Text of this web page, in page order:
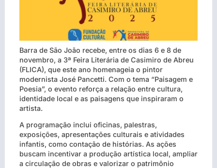
Barra de São João recebe, entre os dias 6 e 8 de
novembro, a 3ª Feira Literária de Casimiro de Abreu
(FLICA), que este ano homenageia o pintor
modernista José Pancetti. Com o tema “Paisagem e
Poesia”, o evento reforça a relação entre cultura,
identidade local e as paisagens que inspiraram o
artista.
A programação inclui oficinas, palestras,
exposições, apresentações culturais e atividades
infantis, como contação de histórias. As ações
buscam incentivar a produção artística local, ampliar
a circulação de obras e valorizar o patrimônio